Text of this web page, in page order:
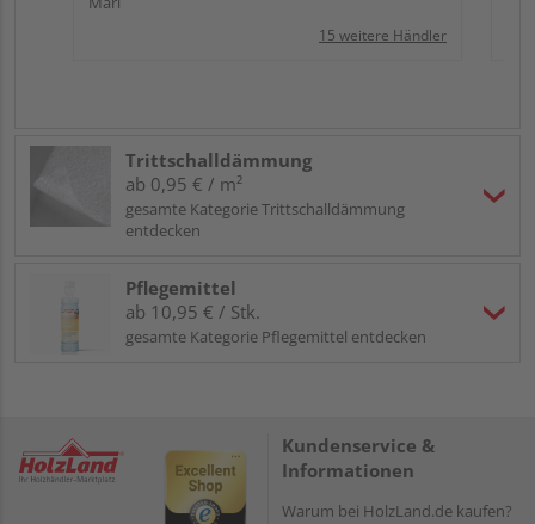
15 weitere Händler
Trittschalldämmung
ab 0,95 € / m²
gesamte Kategorie Trittschalldämmung
entdecken
Pflegemittel
ab 10,95 € / Stk.
gesamte Kategorie Pflegemittel entdecken
Kundenservice &
Informationen
Warum bei HolzLand.de kaufen?